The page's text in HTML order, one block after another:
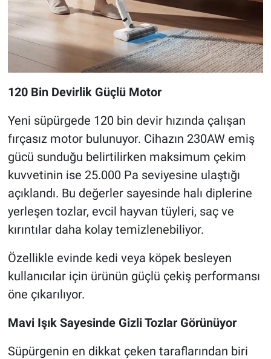
120 Bin Devirlik Güçlü Motor
Yeni süpürgede 120 bin devir hızında çalışan
fırçasız motor bulunuyor. Cihazın 230AW emiş
gücü sunduğu belirtilirken maksimum çekim
kuvvetinin ise 25.000 Pa seviyesine ulaştığı
açıklandı. Bu değerler sayesinde halı diplerine
yerleşen tozlar, evcil hayvan tüyleri, saç ve
kırıntılar daha kolay temizlenebiliyor.
Özellikle evinde kedi veya köpek besleyen
kullanıcılar için ürünün güçlü çekiş performansı
öne çıkarılıyor.
Mavi Işık Sayesinde Gizli Tozlar Görünüyor
Süpürgenin en dikkat çeken taraflarından biri